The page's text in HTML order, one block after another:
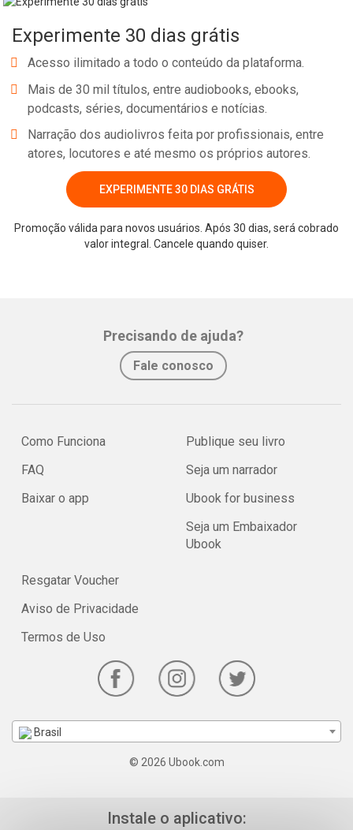
Experimente 30 dias grátis
Acesso ilimitado a todo o conteúdo da plataforma.
Mais de 30 mil títulos, entre audiobooks, ebooks,
podcasts, séries, documentários e notícias.
Narração dos audiolivros feita por profissionais, entre
atores, locutores e até mesmo os próprios autores.
EXPERIMENTE 30 DIAS GRÁTIS
Promoção válida para novos usuários. Após 30 dias, será cobrado
valor integral. Cancele quando quiser.
Precisando de ajuda?
Fale conosco
Como Funciona
FAQ
Baixar o app
Publique seu livro
Seja um narrador
Ubook for business
Seja um Embaixador
Ubook
Resgatar Voucher
Aviso de Privacidade
Termos de Uso
Brasil
© 2026 Ubook.com
Instale o aplicativo: